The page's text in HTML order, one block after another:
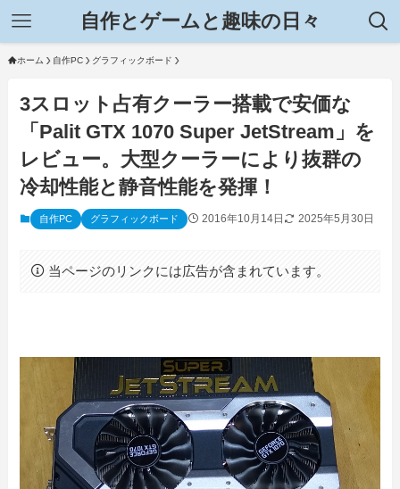
自作とゲームと趣味の日々
ホーム 自作PC グラフィックボード
3スロット占有クーラー搭載で安価な
「Palit GTX 1070 Super JetStream」を
レビュー。大型クーラーにより抜群の
冷却性能と静音性能を発揮！
自作PC グラフィックボード 2016年10月14日 2025年5月30日
当ページのリンクには広告が含まれています。